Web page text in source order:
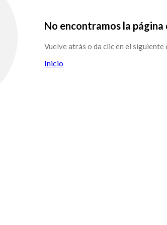
No encontramos la página
Vuelve atrás o da clic en el
Inicio